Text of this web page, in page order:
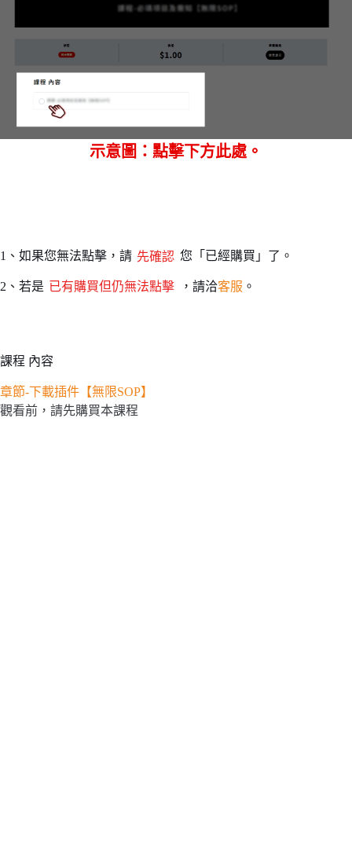
示意圖：點擊下方此處。
1、如果您無法點擊，請 先確認 您「已經購買」了。
2、若是 已有購買但仍無法點擊 ，請洽客服 。
課程 內容
章節-下載插件【無限SOP】
觀看前，請先購買本課程